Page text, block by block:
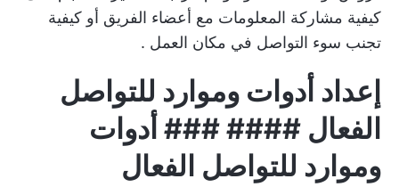
كيفية مشاركة المعلومات مع أعضاء الفريق أو كيفية
تجنب سوء التواصل في مكان العمل .
إعداد أدوات وموارد للتواصل
الفعال #### ### أدوات
وموارد للتواصل الفعال